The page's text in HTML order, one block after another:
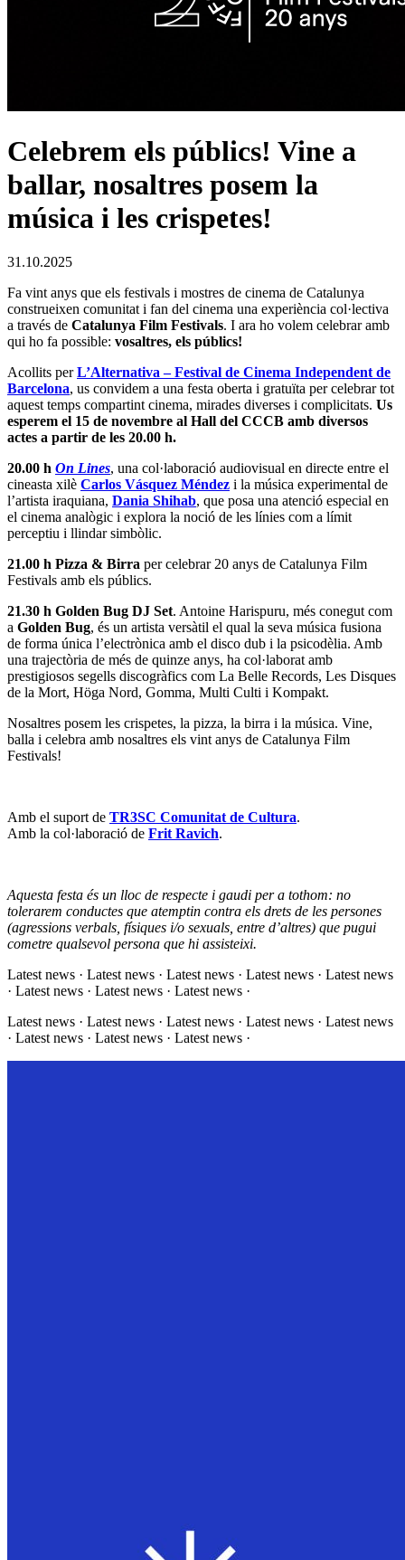
Celebrem els públics! Vine a
ballar, nosaltres posem la
música i les crispetes!
31.10.2025
Fa vint anys que els festivals i mostres de cinema de Catalunya
construeixen comunitat i fan del cinema una experiència col·lectiva
a través de Catalunya Film Festivals. I ara ho volem celebrar amb
qui ho fa possible: vosaltres, els públics!
Acollits perL’Alternativa – Festival de Cinema Independent de
Barcelona, us convidem a una festa oberta i gratuïta per celebrar tot
aquest temps compartint cinema, mirades diverses i complicitats. Us
esperem el 15 de novembre al Hall del CCCB amb diversos
actes a partir de les 20.00 h.
20.00 h On Lines, una col·laboració audiovisual en directe entre el
cineasta xilè Carlos Vásquez Méndez i la música experimental de
l’artista iraquiana, Dania Shihab, que posa una atenció especial en
el cinema analògic i explora la noció de les línies com a límit
perceptiu i llindar simbòlic.
21.00 h Pizza & Birra per celebrar 20 anys de Catalunya Film
Festivals amb els públics.
21.30 h Golden Bug DJ Set. Antoine Harispuru, més conegut com
a Golden Bug, és un artista versàtil el qual la seva música fusiona
de forma única l’electrònica amb el disco dub i la psicodèlia. Amb
una trajectòria de més de quinze anys, ha col·laborat amb
prestigiosos segells discogràfics com La Belle Records, Les Disques
de la Mort, Höga Nord, Gomma, Multi Culti i Kompakt.
Nosaltres posem les crispetes, la pizza, la birra i la música. Vine,
balla i celebra amb nosaltres els vint anys de Catalunya Film
Festivals!
Amb el suport de TR3SC Comunitat de Cultura.
Amb la col·laboració de Frit Ravich.
Aquesta festa és un lloc de respecte i gaudi per a tothom: no
tolerarem conductes que atemptin contra els drets de les persones
(agressions verbals, físiques i/o sexuals, entre d’altres) que pugui
cometre qualsevol persona que hi assisteixi.
Latest news · Latest news · Latest news · Latest news · Latest news
· Latest news · Latest news · Latest news ·
Latest news · Latest news · Latest news · Latest news · Latest news
· Latest news · Latest news · Latest news ·